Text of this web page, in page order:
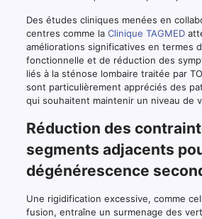
Des études cliniques menées en
centres comme la Clinique TAGMED
améliorations significatives en termes
fonctionnelle et de réduction des
liés à la sténose lombaire traitée par
sont particulièrement appréciés des
qui souhaitent maintenir un niveau de
Réduction des
segments adjacents
dégénérescence
Une rigidification excessive, comme
fusion, entraîne un surmenage des